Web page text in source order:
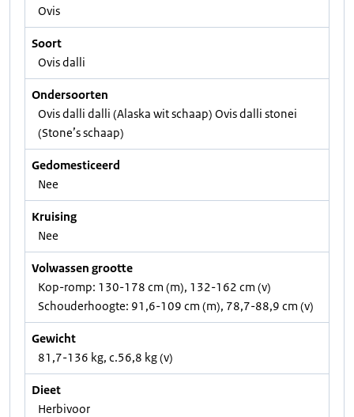
Ovis
Soort
Ovis dalli
Ondersoorten
Ovis dalli dalli (Alaska wit schaap) Ovis dalli stonei
(Stone’s schaap)
Gedomesticeerd
Nee
Kruising
Nee
Volwassen grootte
Kop-romp: 130-178 cm (m), 132-162 cm (v)
Schouderhoogte: 91,6-109 cm (m), 78,7-88,9 cm (v)
Gewicht
81,7-136 kg, c.56,8 kg (v)
Dieet
Herbivoor